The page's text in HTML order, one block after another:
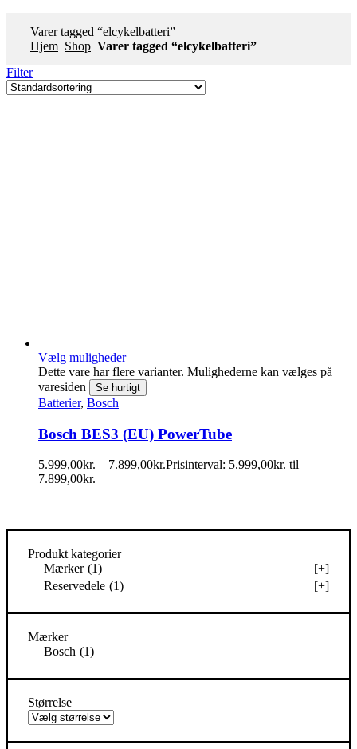
Varer tagged “elcykelbatteri”
Hjem Shop Varer tagged “elcykelbatteri”
Filter
Vælg muligheder
Dette vare har flere varianter. Mulighederne kan vælges på
varesiden
Se hurtigt
Batterier, Bosch
Bosch BES3 (EU) PowerTube
5.999,00kr. – 7.899,00kr.Prisinterval: 5.999,00kr. til
7.899,00kr.
Produkt kategorier
Mærker (1)
[+]
Reservedele (1) [+]
Mærker
Bosch (1)
Størrelse